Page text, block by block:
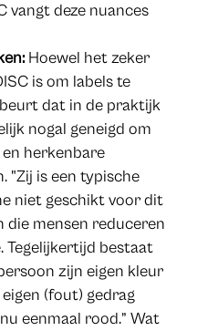
vangt deze nuances
Hoewel het zeker
is om labels te
dat in de praktijk
nogal geneigd om
herkenbare
"Zij is een typische
niet geschikt voor dit
mensen reduceren
Tegelijkertijd bestaat
zijn eigen kleur
(fout) gedrag
eenmaal rood.” Wat